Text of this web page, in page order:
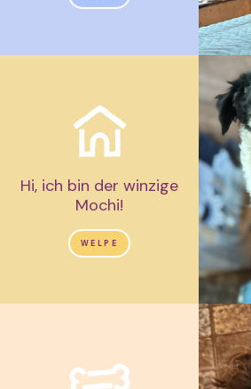
Hi, ich bin der winzige
Mochi!
WELPE